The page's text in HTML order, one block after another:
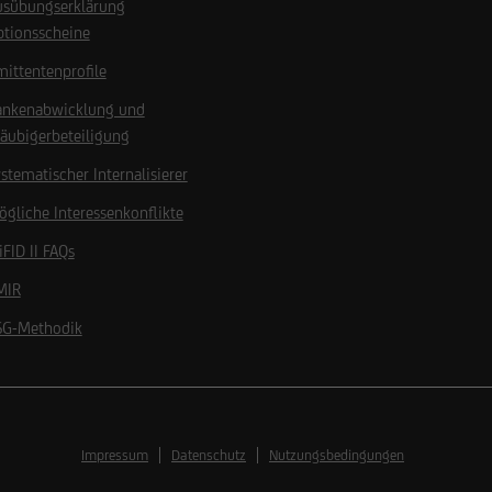
und
Internalisierer
Interessenkonflikte
II FAQs
Methodik
Impressum Datenschutz Nutzungsbedingungen